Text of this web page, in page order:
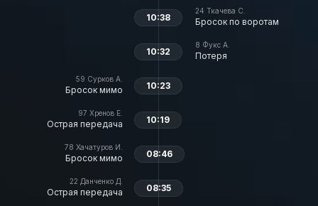
24 Ткачева С.
Бросок по воротам
10:38
8 Фукс А.
Потеря
10:32
59 Сурков А.
Бросок мимо 10:23
97 Хренов Е.
Острая передача 10:19
78 Хачатуров И.
Бросок мимо 08:46
22 Данченко Д.
Острая передача 08:35